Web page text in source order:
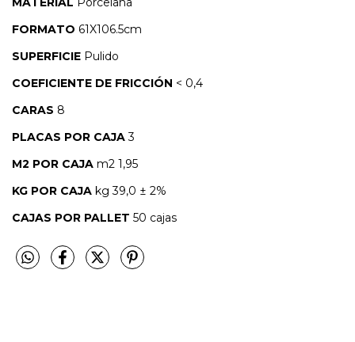
FORMATO 61X106.5cm
SUPERFICIE Pulido
COEFICIENTE DE FRICCIÓN < 0,4
CARAS 8
PLACAS POR CAJA 3
M2 POR CAJA m2 1,95
KG POR CAJA kg 39,0 ± 2%
CAJAS POR PALLET 50 cajas